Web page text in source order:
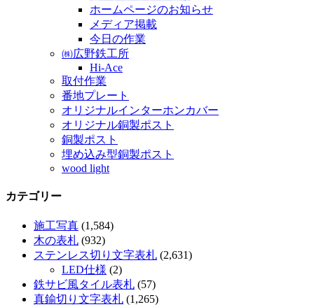
ホームページのお知らせ
メディア掲載
今日の作業
㈱広野鉄工所
Hi-Ace
取付作業
番地プレート
オリジナルインターホンカバー
オリジナル銅製ポスト
銅製ポスト
埋め込み型銅製ポスト
wood light
カテゴリー
施工写真 (1,584)
木の表札 (932)
ステンレス切り文字表札 (2,631)
LED仕様 (2)
鉄サビ風タイル表札 (57)
真鍮切り文字表札 (1,265)